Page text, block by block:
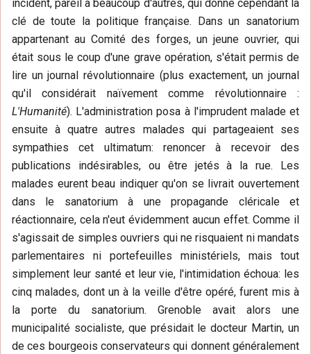
incident, pareil à beaucoup d'autres, qui donne cependant la
clé de toute la politique française. Dans un sanatorium
appartenant au Comité des forges, un jeune ouvrier, qui
était sous le coup d'une grave opération, s'était permis de
lire un journal révolutionnaire (plus exactement, un journal
qu'il considérait naïvement comme révolutionnaire :
L'Humanité). L'administration posa à l'imprudent malade et
ensuite à quatre autres malades qui partageaient ses
sympathies cet ultimatum: renoncer à recevoir des
publications indésirables, ou être jetés à la rue. Les
malades eurent beau indiquer qu'on se livrait ouvertement
dans le sanatorium à une propagande cléricale et
réactionnaire, cela n'eut évidemment aucun effet. Comme il
s'agissait de simples ouvriers qui ne risquaient ni mandats
parlementaires ni portefeuilles ministériels, mais tout
simplement leur santé et leur vie, l'intimidation échoua: les
cinq malades, dont un à la veille d'être opéré, furent mis à
la porte du sanatorium. Grenoble avait alors une
municipalité socialiste, que présidait le docteur Martin, un
de ces bourgeois conservateurs qui donnent généralement